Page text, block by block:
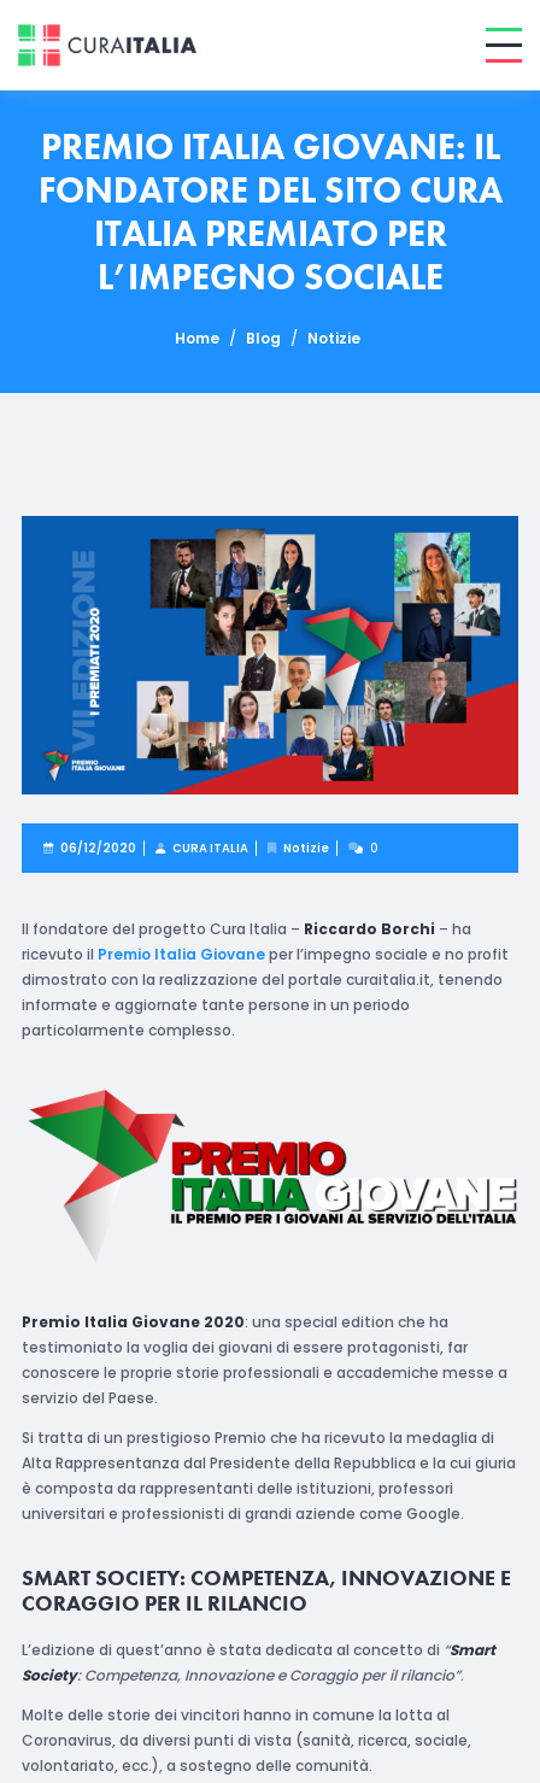
PREMIO ITALIA GIOVANE: IL
FONDATORE DEL SITO CURA
ITALIA PREMIATO PER
L’IMPEGNO SOCIALE
Home / Blog / Notizie
06/12/2020 CURA ITALIA Notizie 0
Il fondatore del progetto Cura Italia – Riccardo Borchi – ha
ricevuto il Premio Italia Giovaneper l’impegno sociale e no profit
dimostrato con la realizzazione del portale curaitalia.it, tenendo
informate e aggiornate tante persone in un periodo
particolarmente complesso.
Premio Italia Giovane 2020: una special edition che ha
testimoniato la voglia dei giovani di essere protagonisti, far
conoscere le proprie storie professionali e accademiche messe a
servizio del Paese.
Si tratta di un prestigioso Premio che ha ricevuto la medaglia di
Alta Rappresentanza dal Presidente della Repubblica e la cui giuria
è composta da rappresentanti delle istituzioni, professori
universitari e professionisti di grandi aziende come Google.
SMART SOCIETY: COMPETENZA, INNOVAZIONE E
CORAGGIO PER IL RILANCIO
L’edizione di quest’anno è stata dedicata al concetto di “Smart
Society: Competenza, Innovazione e Coraggio per il rilancio”.
Molte delle storie dei vincitori hanno in comune la lotta al
Coronavirus, da diversi punti di vista (sanità, ricerca, sociale,
volontariato, ecc.), a sostegno delle comunità.